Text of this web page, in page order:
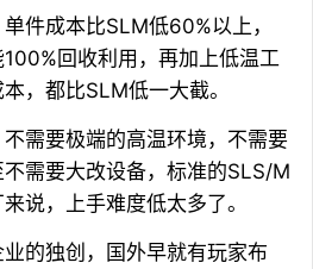
件成本比SLM低60%以上，
回收利用，再加上低温工
，都比SLM低一大截。
需要极端的高温环境，不需要
需要大改设备，标准的SLS/M
说，上手难度低太多了。
的独创，国外早就有玩家布